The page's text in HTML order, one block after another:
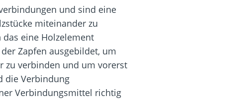
und sind eine
miteinander zu
eine Holzelement
Zapfen ausgebildet, um
zu verbinden und um vorerst
die Verbindung
Verbindungsmittel richtig